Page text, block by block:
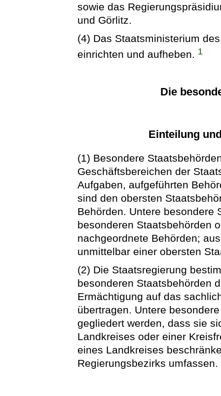
sowie das
und Görlitz.
(4) Das Staatsministerium
einrichten und aufheben. 1
Die
Einteilung
(1) Besondere
Geschäftsbereichen der
Aufgaben, aufgeführten
sind den obersten
Behörden. Untere besondere
besonderen Staatsbehörden
nachgeordnete Behörden;
unmittelbar einer obersten
(2) Die Staatsregierung
besonderen Staatsbehörden
Ermächtigung auf das
übertragen. Untere
gegliedert werden, dass sie
Landkreises oder einer
eines Landkreises
Regierungsbezirks umfassen.